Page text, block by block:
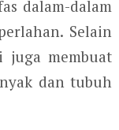
dalam-dalam
Selain
juga membuat
dan tubuh